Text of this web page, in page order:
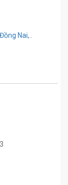
Nai,..